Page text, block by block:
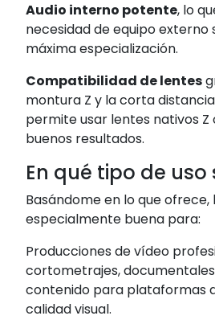
Audio interno potente, lo
necesidad de equipo externo
máxima especialización.
Compatibilidad de lentes
montura Z y la corta
permite usar lentes nativos
buenos resultados.
En qué tipo de
Basándome en lo que ofrece,
especialmente buena para:
Producciones de vídeo
cortometrajes,
contenido para plataformas
calidad visual.